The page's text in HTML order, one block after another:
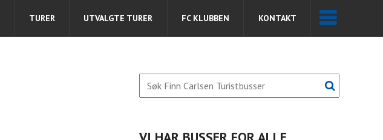
TURER UTVALGTE TURER FC KLUBBEN KONTAKT